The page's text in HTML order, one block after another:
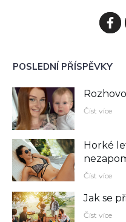
POSLEDNÍ PŘÍSPĚVKY
Číst více
Horké
Číst více
Jak se
Číst více